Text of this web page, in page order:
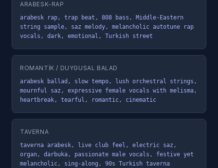
ARABESK-RAP
arabesk rap, trap beat, 808 bass, Middle-Eastern
string sample, saz melody, melancholic autotune rap
vocals, dark, emotional, Turkish street
ROMANTIK / DUYGUSAL BALAD
arabesk ballad, slow tempo, lush orchestral strings,
mournful saz, expressive female vocals with melisma,
heartbreak, tearful, romantic, cinematic
TAVERNA
taverna arabesk, live club feel, electric saz,
organ, darbuka, passionate male vocals, festive yet
melancholic, sing-along, 90s Turkish taverna